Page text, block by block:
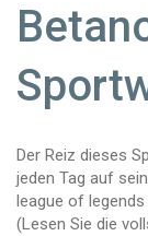
Der Reiz dieses
jeden Tag auf
league of
(Lesen Sie die